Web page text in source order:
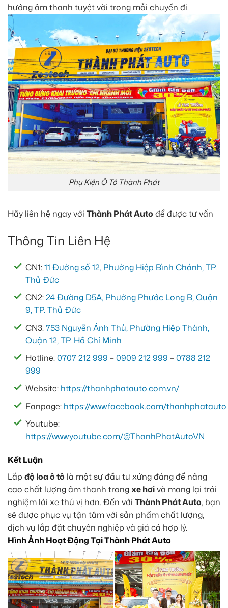
hưởng âm thanh tuyệt vời trong mỗi chuyến đi.
Phụ Kiện Ô Tô Thành Phát
Hãy liên hệ ngay với Thành Phát Auto để được tư vấn
Thông Tin Liên Hệ
CN1:11 Đường số 12, Phường Hiệp Bình Chánh, TP.
Thủ Đức
CN2:24 Đường D5A, Phường Phước Long B, Quận
9, TP. Thủ Đức
CN3:753 Nguyễn Ảnh Thủ, Phường Hiệp Thành,
Quận 12, TP. Hồ Chí Minh
Hotline:0707 212 999 –0909 212 999 –0788 212
999
Website: https://thanhphatauto.com.vn/
Fanpage: https://www.facebook.com/
Youtube:
https://www.youtube.com/@ThanhPhatAutoVN
Kết Luận
Lắp độ loa ô tô là một sự đầu tư xứng đáng để nâng
cao chất lượng âm thanh trongxe hơivà mang lại trải
nghiệm lái xe thú vị hơn. Đến với Thành Phát Auto, bạn
sẽ được phục vụ tận tâm với sản phẩm chất lượng,
dịch vụ lắp đặt chuyên nghiệp và giá cả hợp lý.
Hình Ảnh Hoạt Động Tại Thành Phát Auto